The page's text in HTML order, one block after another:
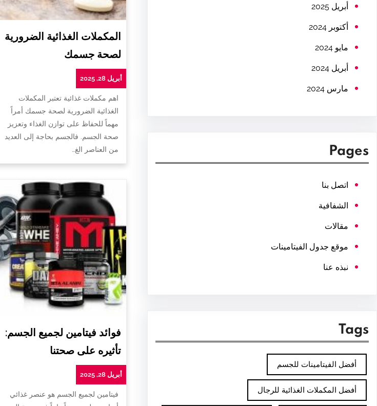
أبريل 2025
أكتوبر 2024
مايو 2024
أبريل 2024
مارس 2024
Pages
اتصل بنا
الشفافية
مقالات
موقع جدول الفيتامينات
نبذه عنا
Tags
أفضل الفيتامينات للجسم
أفضل المكملات الغذائية للرجال
المكملات الغذائية الضرورية
لصحة جسمك
أبريل 28, 2025
اهم مكملات غذائية تعتبر المكملات
الغذائية الضرورية لصحة جسمك أمراً
مهماً للحفاظ على توازن الغذاء وتعزيز
صحة الجسم. فالجسم بحاجة إلى العديد
من العناصر الغ…
فوائد فيتامين لجميع الجسم:
تأثيره على صحتنا
أبريل 28, 2025
فيتامين لجميع الجسم هو عنصر غذائي